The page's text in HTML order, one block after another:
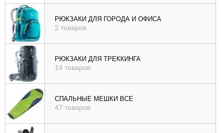
РЮКЗАКИ ДЛЯ ГОРОДА И ОФИСА
2 товаров
РЮКЗАКИ ДЛЯ ТРЕККИНГА
14 товаров
СПАЛЬНЫЕ МЕШКИ ВСЕ
47 товаров